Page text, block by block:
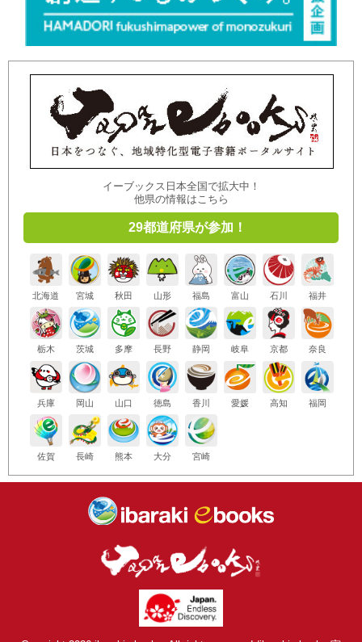
イーブックス日本全国で拡大中！
他県の情報はこちら
29都道府県が参加！
北海道 宮城 秋田 山形 福島 富山 石川 福井
栃木 茨城 多摩 長野 静岡 岐阜 京都 奈良
兵庫 岡山 山口 徳島 香川 愛媛 高知 福岡
佐賀 長崎 熊本 大分 宮崎